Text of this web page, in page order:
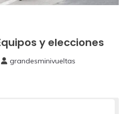
y elecciones
grandesminivueltas